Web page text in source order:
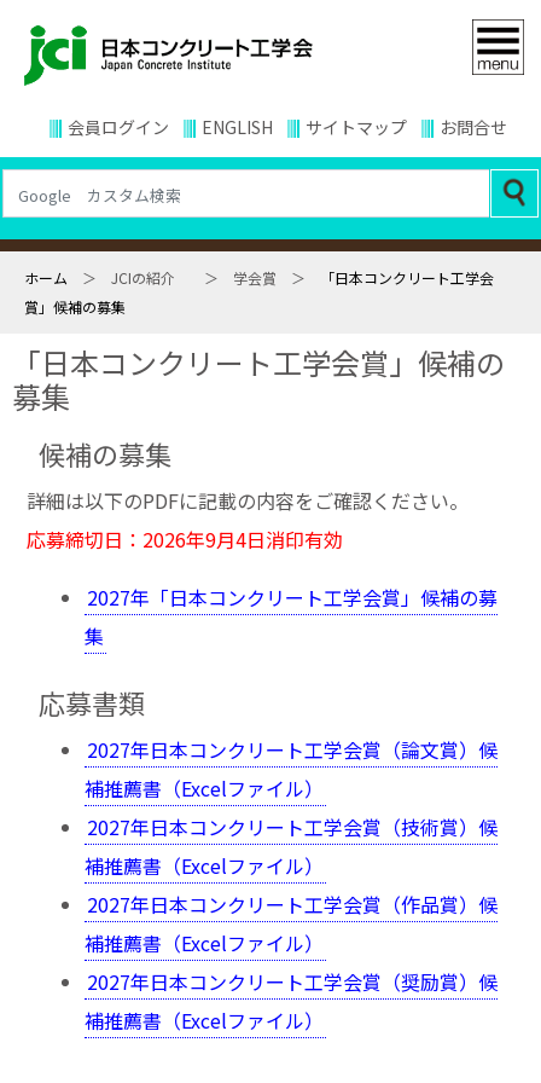
会員ログイン ENGLISH サイトマップ お問合せ
ホーム ＞ JCIの紹介 ＞ 学会賞 ＞
「日本コンクリート工学会
賞」候補の募集
「日本コンクリート工学会賞」候補の
募集
候補の募集
詳細は以下のPDFに記載の内容をご確認ください。
応募締切日：2026年9月4日消印有効
2027年「日本コンクリート工学会賞」候補の募
集
応募書類
2027年日本コンクリート工学会賞（論文賞）候
補推薦書（Excelファイル）
2027年日本コンクリート工学会賞（技術賞）候
補推薦書（Excelファイル）
2027年日本コンクリート工学会賞（作品賞）候
補推薦書（Excelファイル）
2027年日本コンクリート工学会賞（奨励賞）候
補推薦書（Excelファイル）